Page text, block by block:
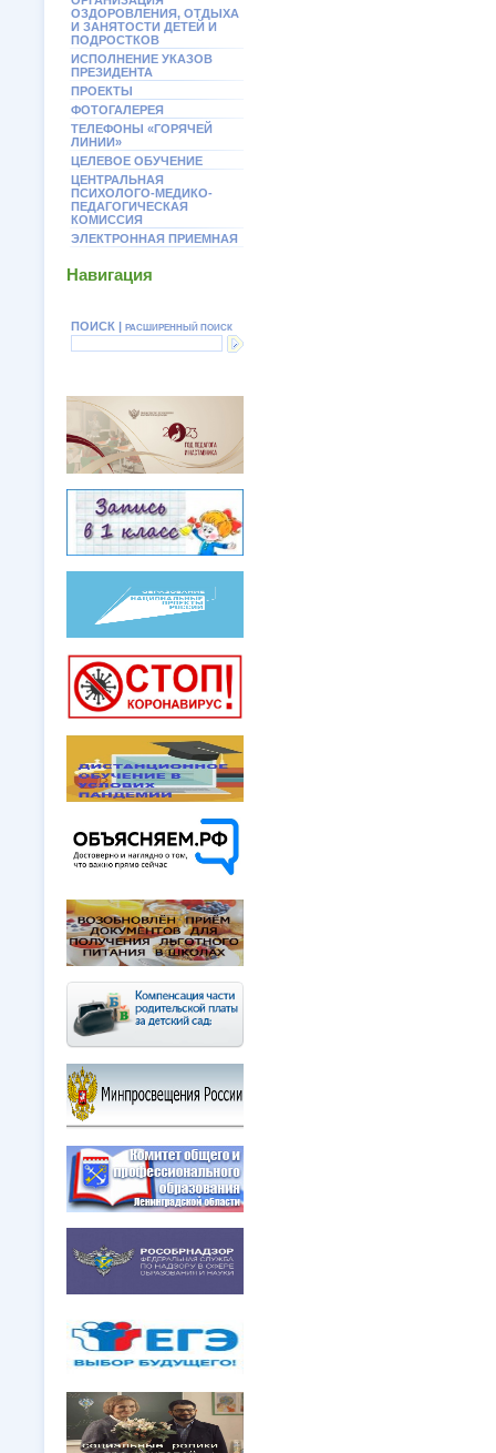
ОЗДОРОВЛЕНИЯ, ОТДЫХА
И ЗАНЯТОСТИ ДЕТЕЙ И
ПОДРОСТКОВ
ИСПОЛНЕНИЕ УКАЗОВ
ПРЕЗИДЕНТА
ПРОЕКТЫ
ФОТОГАЛЕРЕЯ
ТЕЛЕФОНЫ «ГОРЯЧЕЙ
ЛИНИИ»
ЦЕЛЕВОЕ ОБУЧЕНИЕ
ЦЕНТРАЛЬНАЯ
ПСИХОЛОГО-МЕДИКО-
ПЕДАГОГИЧЕСКАЯ
КОМИССИЯ
ЭЛЕКТРОННАЯ ПРИЕМНАЯ
Навигация
ПОИСК | РАСШИРЕННЫЙ ПОИСК